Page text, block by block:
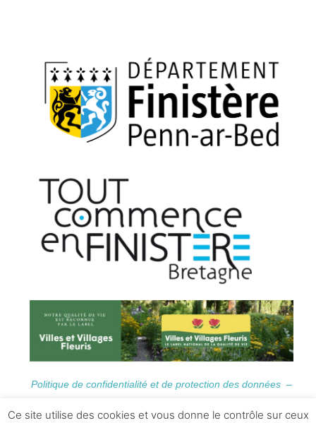
Politique de confidentialité et de protection des données –
Informations Légales
Ce site utilise des cookies et vous donne le contrôle sur ceux